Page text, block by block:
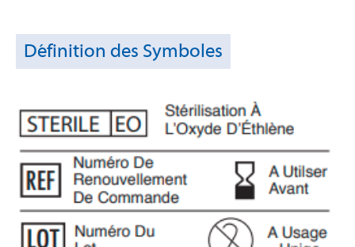
Définition des Symboles